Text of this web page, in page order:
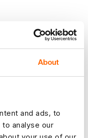
About
and ads, to
analyse our